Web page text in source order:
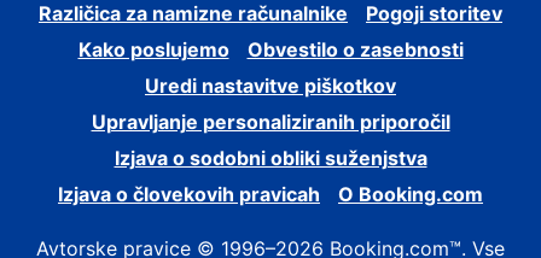
Različica za namizne računalnike
Pogoji storitev
Kako poslujemo
Obvestilo o zasebnosti
Uredi nastavitve piškotkov
Upravljanje personaliziranih priporočil
Izjava o sodobni obliki suženjstva
Izjava o človekovih pravicah
O Booking.com
Avtorske pravice © 1996–2026 Booking.com™. Vse